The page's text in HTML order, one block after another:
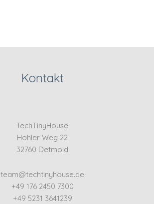
Kontakt
TechTinyHouse
Hohler Weg 22
32760 Detmold
team@techtinyhouse.de
+49 176 2450 7300
+49 5231 3641239